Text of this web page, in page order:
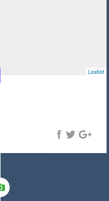
Leaflet